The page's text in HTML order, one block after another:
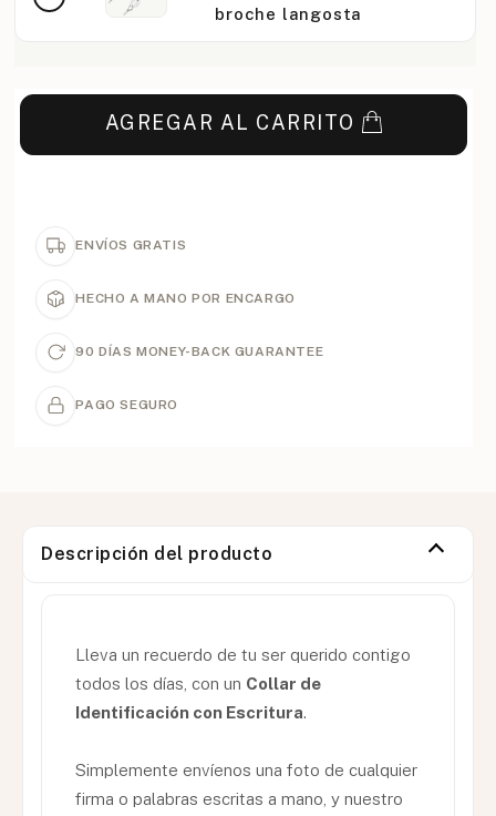
broche langosta
AGREGAR AL CARRITO
ENVÍOS GRATIS
HECHO A MANO POR ENCARGO
90 DÍAS MONEY-BACK GUARANTEE
PAGO SEGURO
Descripción del producto
Lleva un recuerdo de tu ser querido contigo
todos los días, con un Collar de
Identificación con Escritura.
Simplemente envíenos una foto de cualquier
firma o palabras escritas a mano, y nuestro